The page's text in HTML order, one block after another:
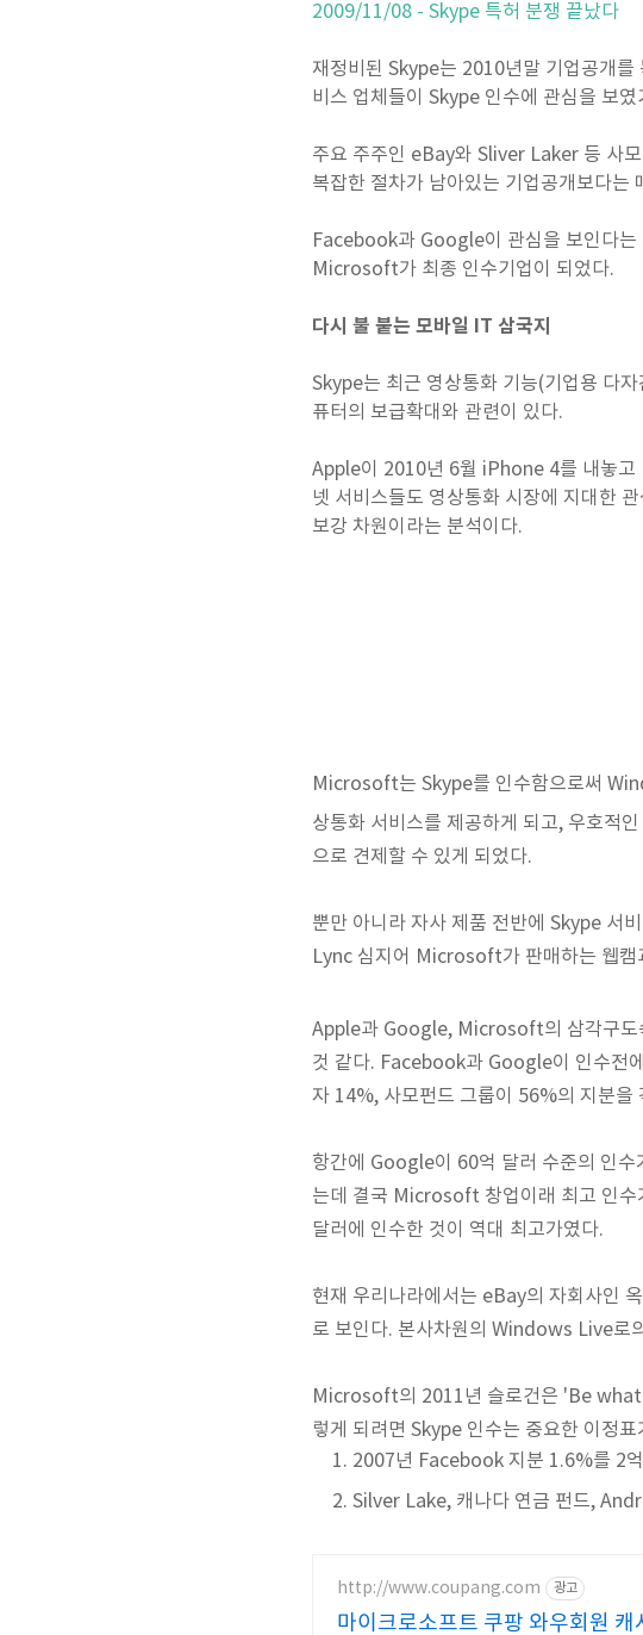
2009/11/08 - Skype 특허 분쟁 끝났다
재정비된 Skype는 2010년말 기업공개를
비스 업체들이 Skype 인수에 관심을 보였
주요 주주인 eBay와 Sliver Laker 등 사
복잡한 절차가 남아있는 기업공개보다는
Facebook과 Google이 관심을 보인다
Microsoft가 최종 인수기업이 되었다.
다시 불 붙는 모바일 IT 삼국지
Skype는 최근 영상통화 기능(기업용 다
퓨터의 보급확대와 관련이 있다.
Apple이 2010년 6월 iPhone 4를 내놓고
넷 서비스들도 영상통화 시장에 지대한
보강 차원이라는 분석이다.
Microsoft는 Skype를 인수함으로써
상통화 서비스를 제공하게 되고, 우호적
으로 견제할 수 있게 되었다.
뿐만 아니라 자사 제품 전반에 Skype
Lync 심지어 Microsoft가 판매하는 웹캠
Apple과 Google, Microsoft의 삼각구도
것 같다. Facebook과 Google이 인수전
자 14%, 사모펀드 그룹이 56%의 지분을
항간에 Google이 60억 달러 수준의 인수
는데 결국 Microsoft 창업이래 최고 인
달러에 인수한 것이 역대 최고가였다.
현재 우리나라에서는 eBay의 자회사인
로 보인다. 본사차원의 Windows Live로
Microsoft의 2011년 슬로건은 'Be
렇게 되려면 Skype 인수는 중요한 이정표
2007년 Facebook 지분 1.6%를 2
Silver Lake, 캐나다 연금 펀드,
http://www.coupang.com 광고
마이크로소프트 쿠팡 와우회원 캐